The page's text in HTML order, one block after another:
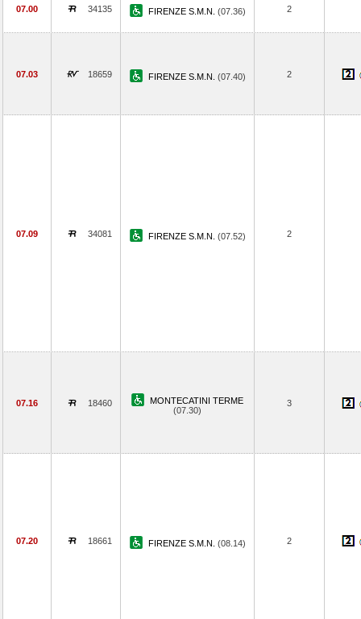
07.00 34135 FIRENZE S.M.N. (07.36) 2
07.03 18659 FIRENZE S.M.N. (07.40) 2
07.09 34081 FIRENZE S.M.N. (07.52) 2
07.16 18460
MONTECATINI TERME
(07.30)
3
07.20 18661 FIRENZE S.M.N. (08.14) 2